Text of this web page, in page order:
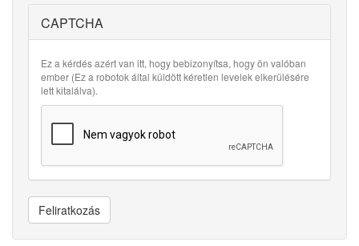
CAPTCHA
Ez a kérdés azért van itt, hogy bebizonyítsa, hogy ön valóban
ember (Ez a robotok által küldött kéretlen levelek elkerülésére
lett kitalálva).
Feliratkozás